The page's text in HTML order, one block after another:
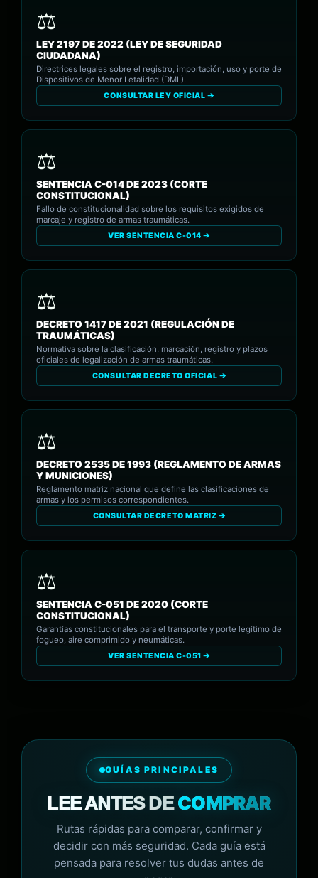
LEY 2197 DE 2022 (LEY DE SEGURIDAD
CIUDADANA)
Directrices legales sobre el registro, importación, uso y porte de
Dispositivos de Menor Letalidad (DML).
CONSULTAR LEY OFICIAL ➔
SENTENCIA C-014 DE 2023 (CORTE
CONSTITUCIONAL)
Fallo de constitucionalidad sobre los requisitos exigidos de
marcaje y registro de armas traumáticas.
VER SENTENCIA C-014 ➔
DECRETO 1417 DE 2021 (REGULACIÓN DE
TRAUMÁTICAS)
Normativa sobre la clasificación, marcación, registro y plazos
oficiales de legalización de armas traumáticas.
CONSULTAR DECRETO OFICIAL ➔
DECRETO 2535 DE 1993 (REGLAMENTO DE ARMAS
Y MUNICIONES)
Reglamento matriz nacional que define las clasificaciones de
armas y los permisos correspondientes.
CONSULTAR DECRETO MATRIZ ➔
SENTENCIA C-051 DE 2020 (CORTE
CONSTITUCIONAL)
Garantías constitucionales para el transporte y porte legítimo de
fogueo, aire comprimido y neumáticas.
VER SENTENCIA C-051 ➔
GUÍAS PRINCIPALES
LEE ANTES DECOMPRAR
Rutas rápidas para comparar, confirmar y
decidir con más seguridad. Cada guía está
pensada para resolver tus dudas antes de